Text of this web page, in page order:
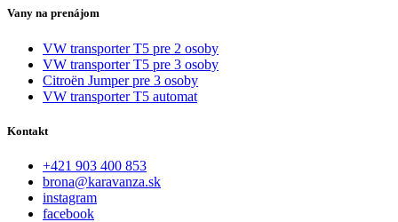
Vany na prenájom
VW transporter T5 pre 2 osoby
VW transporter T5 pre 3 osoby
Citroën Jumper pre 3 osoby
VW transporter T5 automat
Kontakt
+421 903 400 853
brona@karavanza.sk
instagram
facebook